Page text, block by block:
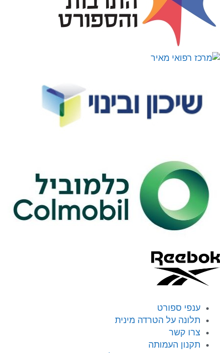
ענפי ספורט
תלונה על הטרדה מינית
צרו קשר
תקנון העמותה